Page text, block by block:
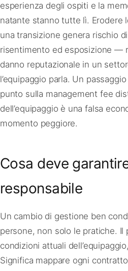
esperienza degli ospiti e la
natante stanno tutte lì. Erodere
una transizione genera rischio
risentimento ed esposizione —
danno reputazionale in un
l’equipaggio parla. Un
punto sulla management fee
dell’equipaggio è una falsa
momento peggiore.
Cosa deve
responsabile
Un cambio di gestione ben
persone, non solo le pratiche.
condizioni attuali
Significa mappare ogni